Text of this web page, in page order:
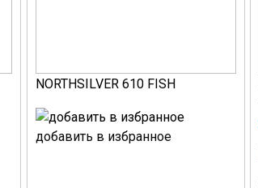
NORTHSILVER 610 FISH
добавить в избранное